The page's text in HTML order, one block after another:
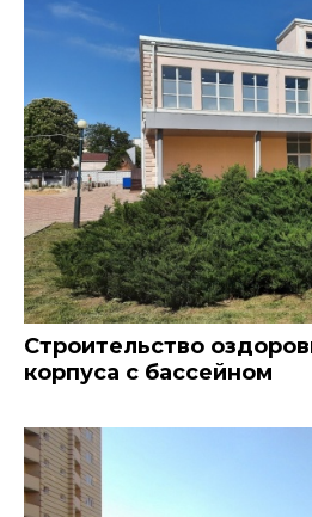
Строительство
корпуса с бассейном